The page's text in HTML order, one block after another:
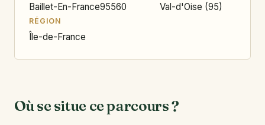
Baillet-En-France95560 Val-d'Oise (95)
RÉGION
Île-de-France
Où se situe ce parcours ?